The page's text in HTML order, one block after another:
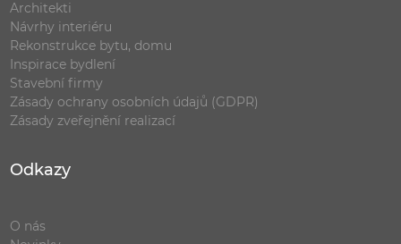
Architekti
Návrhy interiéru
Rekonstrukce bytu, domu
Inspirace bydlení
Stavební firmy
Zásady ochrany osobních údajů (GDPR)
Zásady zveřejnění realizací
Odkazy
O nás